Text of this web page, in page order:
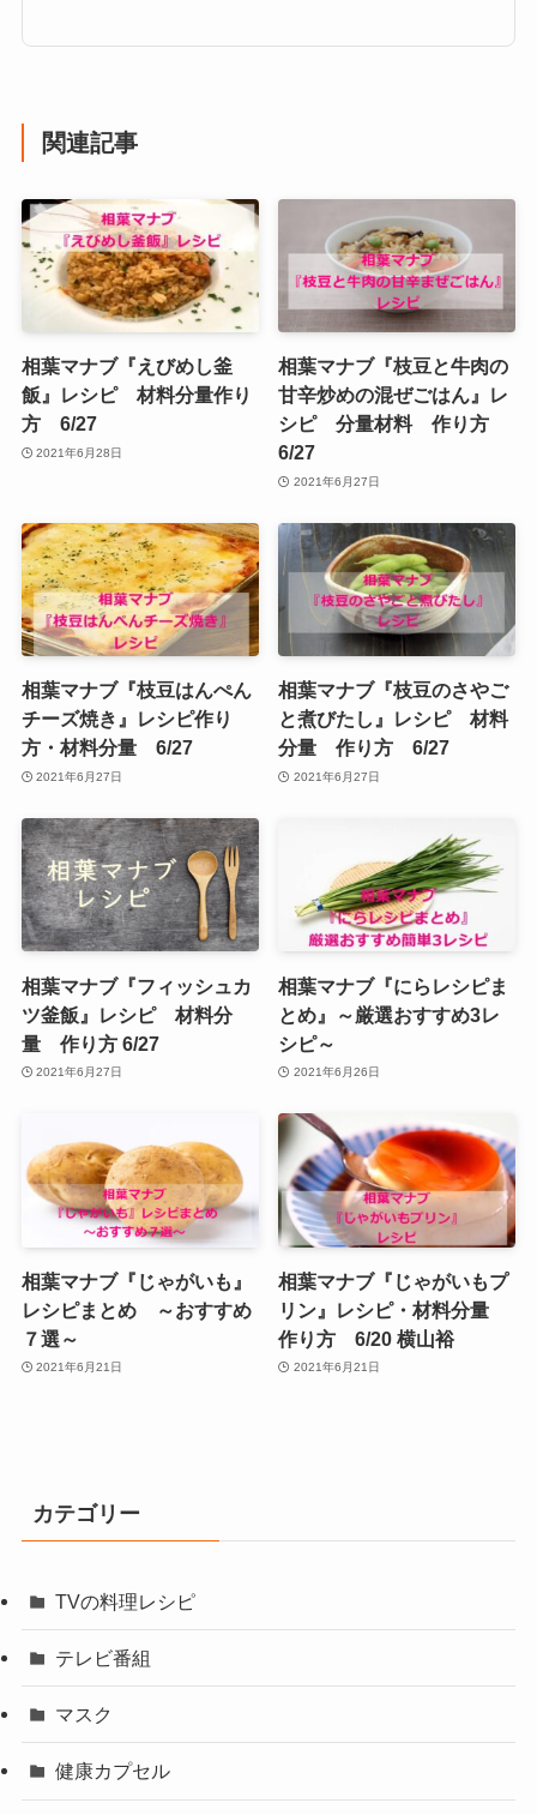
関連記事
相葉マナブ『えびめし釜
飯』レシピ 材料分量作り
方 6/27
2021年6月28日
相葉マナブ『枝豆と牛肉の
甘辛炒めの混ぜごはん』レ
シピ 分量材料 作り方
6/27
2021年6月27日
相葉マナブ『枝豆はんぺん
チーズ焼き』レシピ作り
方・材料分量 6/27
2021年6月27日
相葉マナブ『枝豆のさやご
と煮びたし』レシピ 材料
分量 作り方 6/27
2021年6月27日
相葉マナブ『フィッシュカ
ツ釜飯』レシピ 材料分
量 作り方 6/27
2021年6月27日
相葉マナブ『にらレシピま
とめ』～厳選おすすめ3レ
シピ～
2021年6月26日
相葉マナブ『じゃがいも』
レシピまとめ ～おすすめ
７選～
2021年6月21日
相葉マナブ『じゃがいもプ
リン』レシピ・材料分量
作り方 6/20 横山裕
2021年6月21日
カテゴリー
TVの料理レシピ
テレビ番組
マスク
健康カプセル